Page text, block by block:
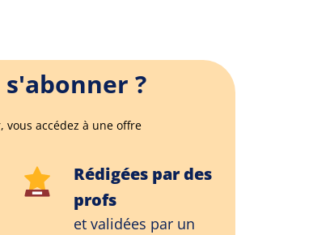
?
accédez à une offre
Rédigées par des
profs
et validées par un